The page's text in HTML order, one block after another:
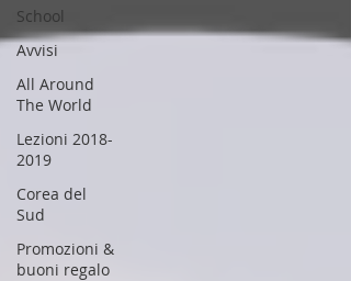
School
Avvisi
All Around
The World
Lezioni 2018-
2019
Corea del
Sud
Promozioni &
buoni regalo